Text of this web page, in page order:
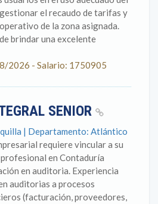
el recaudo de tarifas y
de la zona asignada.
brindar una excelente
2026 - Salario: 1750905
SENIOR
| Departamento: Atlántico
requiere vincular a su
en Contaduría
en auditoria. Experiencia
auditorias a procesos
(facturación, proveedores,